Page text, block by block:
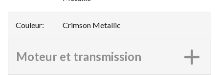
Couleur: Crimson Metallic
Moteur et transmission